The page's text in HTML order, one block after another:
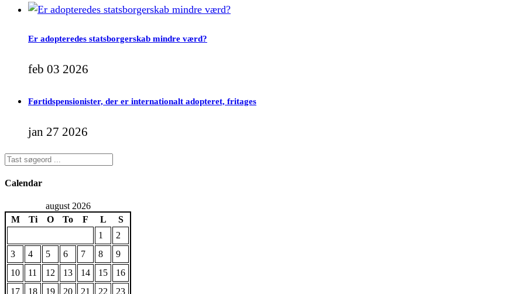
Er adopteredes statsborgerskab mindre værd?
feb 03 2026
Førtidspensionister, der er internationalt adopteret, fritages
jan 27 2026
Calendar
august 2026
M
Ti O To F L
S
1
2
3
4 5 6 7 8
9
10
11 12 13 14 15
16
17
18 19 20 21 22 23